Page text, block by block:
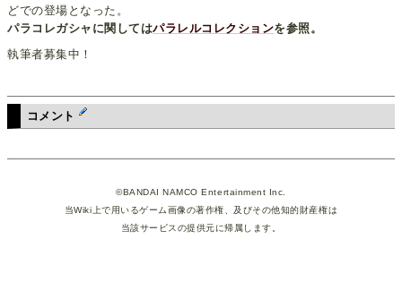
どでの登場となった。
パラコレガシャに関してはパラレルコレクションを参照。
執筆者募集中！
コメント
©BANDAI NAMCO Entertainment Inc.
当Wiki上で用いるゲーム画像の著作権、及びその他知的財産権は
当該サービスの提供元に帰属します。